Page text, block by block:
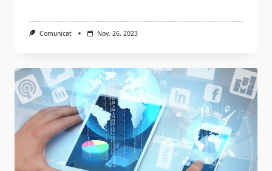
Comunicat Nov. 26, 2023